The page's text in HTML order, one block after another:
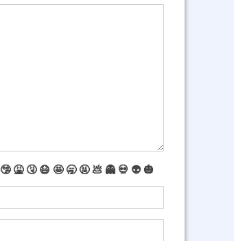
🤥 🤮 🤧 😷 🤩 🥱 🤬 💩 👻 💀 👽 🎃